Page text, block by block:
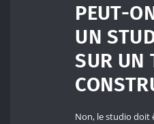
PEUT-
UN
SUR UN
Non, le studio doit